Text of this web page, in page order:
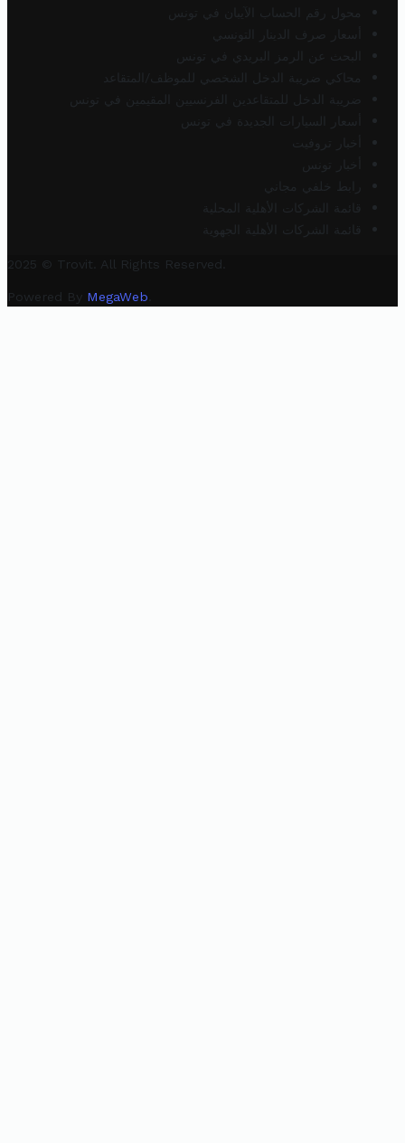
محول رقم الحساب الآيبان في تونس
أسعار صرف الدينار التونسي
البحث عن الرمز البريدي في تونس
محاكي ضريبة الدخل الشخصي للموظف/المتقاعد
ضريبة الدخل للمتقاعدين الفرنسيين المقيمين في تونس
أسعار السيارات الجديدة في تونس
أخبار تروفيت
أخبار تونس
رابط خلفي مجاني
قائمة الشركات الأهلية المحلية
قائمة الشركات الأهلية الجهوية
2025 © Trovit. All Rights Reserved.
Powered By MegaWeb